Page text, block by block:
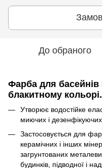
До обраного
Фарба для
блакитному кольорі.
Утворює водостійке
миючих і дезенфікуючих
Застосовується для
керамічних і інших
загрунтованих
будинків, підводної і